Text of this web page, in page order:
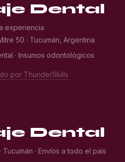
Dental
experiencia
50 · Tucumán, Argentina
· Insumos odontológicos
por ThunderSkills
Dental
· Envíos a todo el país